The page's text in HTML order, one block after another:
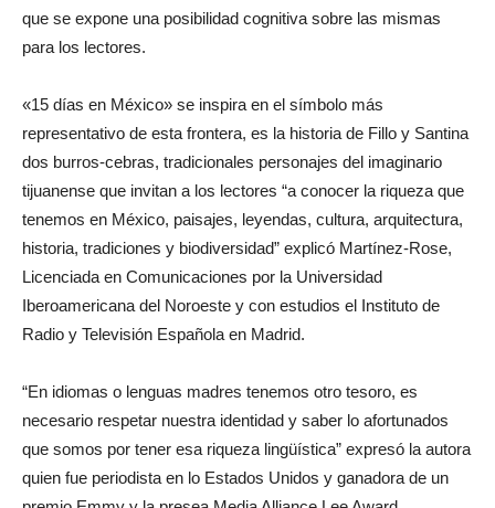
que se expone una posibilidad cognitiva sobre las mismas
para los lectores.
«15 días en México» se inspira en el símbolo más
representativo de esta frontera, es la historia de Fillo y Santina
dos burros-cebras, tradicionales personajes del imaginario
tijuanense que invitan a los lectores “a conocer la riqueza que
tenemos en México, paisajes, leyendas, cultura, arquitectura,
historia, tradiciones y biodiversidad” explicó Martínez-Rose,
Licenciada en Comunicaciones por la Universidad
Iberoamericana del Noroeste y con estudios el Instituto de
Radio y Televisión Española en Madrid.
“En idiomas o lenguas madres tenemos otro tesoro, es
necesario respetar nuestra identidad y saber lo afortunados
que somos por tener esa riqueza lingüística” expresó la autora
quien fue periodista en lo Estados Unidos y ganadora de un